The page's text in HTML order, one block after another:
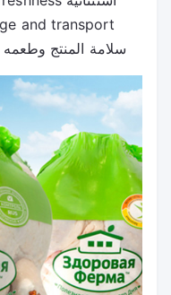
سلامة المنتج وطعمه